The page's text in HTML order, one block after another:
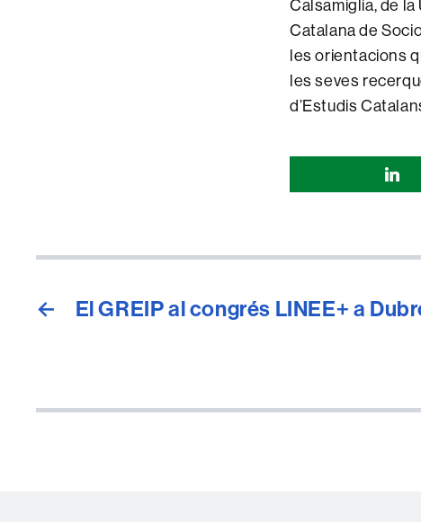
Calsamiglia, de
Catalana de
les orientacions
les seves
d’Estudis
Compartir
← El GREIP al congrés LINEE+ a